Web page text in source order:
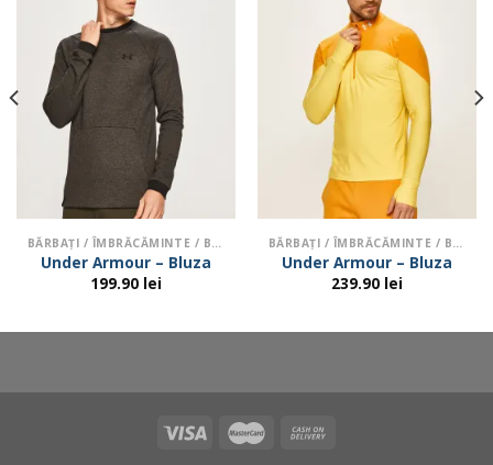
BĂRBAŢI / ÎMBRĂCĂMINTE / BLUZE ȘI HANORACE
Under Armour – Bluza
199.90 lei
BĂRBAŢI / ÎMBRĂCĂMINTE / BLUZE ȘI HANORACE
Under Armour – Bluza
239.90 lei